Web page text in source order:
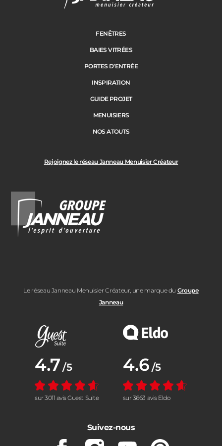
Rejoignez le réseau Janneau Menuisier Créateur
Le réseau Janneau Menuisier Créateur, une marque du Groupe
Janneau
FENÊTRES
BAIES VITRÉES
PORTES D’ENTRÉE
INSPIRATION
GUIDE PROJET
MENUISIERS
NOS ATOUTS
Note moyenne :
4.7 /5
sur 3011 avis Guest Suite
Note moyenne :
4.6 /5
sur 3663 avis Eldo
Suivez-nous